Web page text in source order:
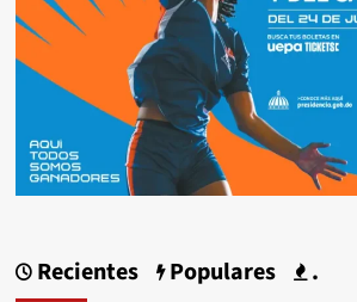
Recientes Populares .